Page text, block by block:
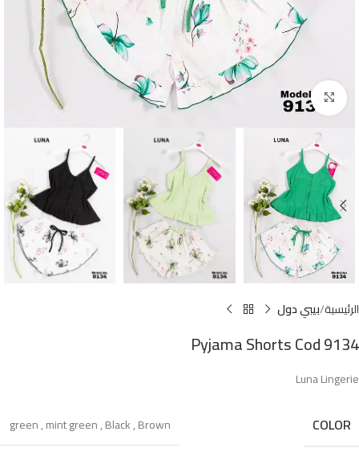
Click to enlarge
الرئيسية بيبي دول
Pyjama Shorts Cod 9134
Luna Lingerie
COLOR
green,mint green,Black,Brown